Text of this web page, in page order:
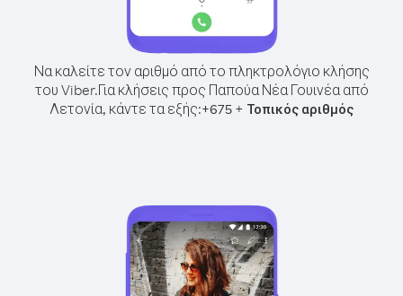
Να καλείτε τον αριθμό από το πληκτρολόγιο κλήσης
του Viber.Για κλήσεις προς Παπούα Νέα Γουινέα από
Λετονία, κάντε τα εξής:+675 + Τοπικός αριθμός